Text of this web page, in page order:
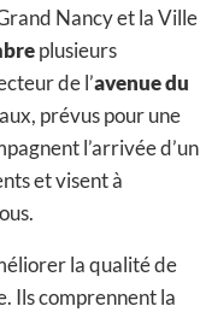
Nancy et la Ville
plusieurs
de l’avenue du
prévus pour une
l’arrivée d’un
et visent à
la qualité de
Ils comprennent la